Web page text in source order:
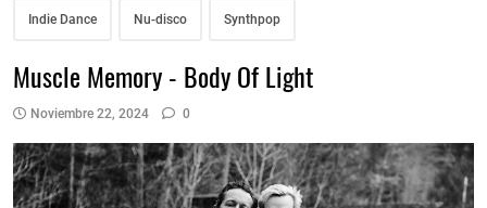
Indie Dance Nu-disco Synthpop
Muscle Memory - Body Of Light
Noviembre 22, 2024 0